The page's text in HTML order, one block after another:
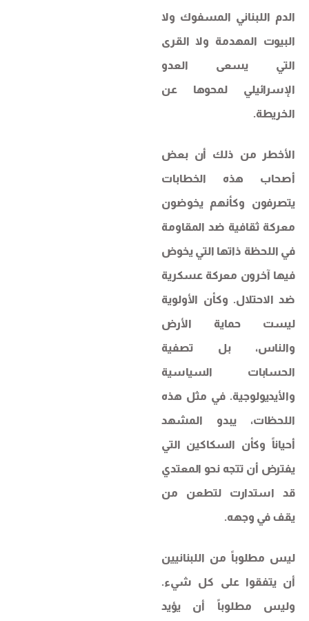
الدم اللبناني المسفوك ولا
البيوت المهدمة ولا القرى
التي يسعى العدو
الإسرائيلي لمحوها عن
الخريطة.
الأخطر من ذلك أن بعض
أصحاب هذه الخطابات
يتصرفون وكأنهم يخوضون
معركة ثقافية ضد المقاومة
في اللحظة ذاتها التي يخوض
فيها آخرون معركة عسكرية
ضد الاحتلال. وكأن الأولوية
ليست حماية الأرض
والناس، بل تصفية
الحسابات السياسية
والأيديولوجية. في مثل هذه
اللحظات، يبدو المشهد
أحياناً وكأن السكاكين التي
يفترض أن تتجه نحو المعتدي
قد استدارت لتطعن من
يقف في وجهه.
ليس مطلوباً من اللبنانيين
أن يتفقوا على كل شيء.
وليس مطلوباً أن يؤيد